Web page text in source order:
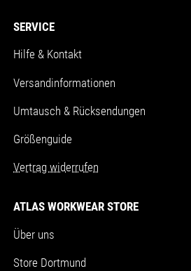
SERVICE
Hilfe & Kontakt
Versandinformationen
Umtausch & Rücksendungen
Größenguide
Vertrag widerrufen
ATLAS WORKWEAR STORE
Über uns
Store Dortmund